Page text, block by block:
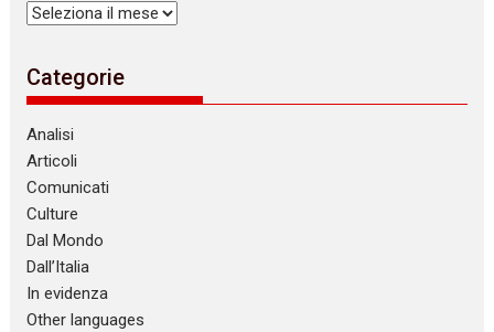
Archivi
Categorie
Analisi
Articoli
Comunicati
Culture
Dal Mondo
Dall’Italia
In evidenza
Other languages